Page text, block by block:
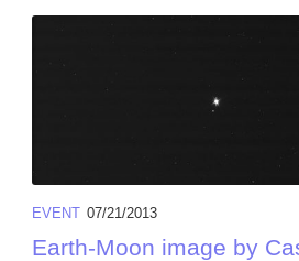
EVENT 07/21/2013
Earth-Moon image by